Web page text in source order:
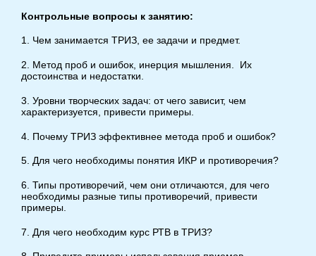
Контрольные вопросы к занятию:
1. Чем занимается ТРИЗ, ее задачи и предмет.
2. Метод проб и ошибок, инерция мышления. Их
достоинства и недостатки.
3. Уровни творческих задач: от чего зависит, чем
характеризуется, привести примеры.
4. Почему ТРИЗ эффективнее метода проб и ошибок?
5. Для чего необходимы понятия ИКР и противоречия?
6. Типы противоречий, чем они отличаются, для чего
необходимы разные типы противоречий, привести
примеры.
7. Для чего необходим курс РТВ в ТРИЗ?